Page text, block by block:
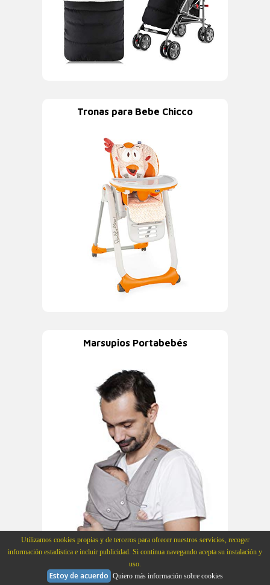
Tronas para Bebe Chicco
Marsupios Portabebés
Utilizamos cookies propias y de terceros para ofrecer nuestros servicios, recoger
información estadística e incluir publicidad. Si continua navegando acepta su instalación y
uso.
Estoy de acuerdo Quiero más información sobre cookies